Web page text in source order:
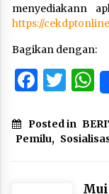
menyediakann
https://
Bagikan dengan:
Posted in
Pemilu,